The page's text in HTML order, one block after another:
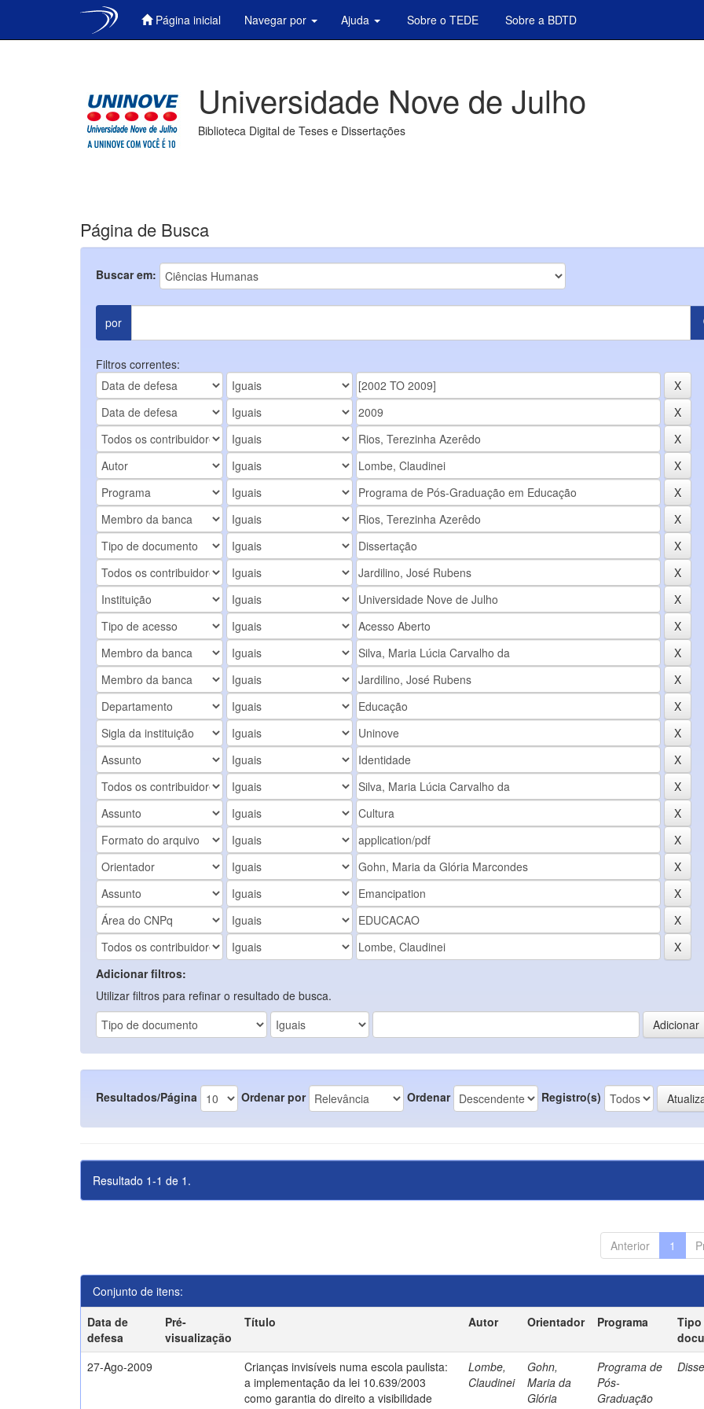
Página inicial Navegar por Ajuda Sobre o TEDE Sobre a BDTD
Universidade Nove de Julho
Biblioteca Digital de Teses e Dissertações
Página de Busca
Buscar em:
por
Filtros correntes:
Adicionar filtros:
Utilizar filtros para refinar o resultado de busca.
Resultados/Página Ordenar por Ordenar Registro(s)
Resultado 1-1 de 1.
Anterior 1
Conjunto de itens:
Data de
defesa
Pré-
visualização
Título Autor Orientador Programa
Tipo
27-Ago-2009
Crianças invisíveis numa escola paulista:
a implementação da lei 10.639/2003
como garantia do direito a visibilidade
Lombe,
Claudinei
Gohn,
Maria da
Glória
Programa de
Pós-
Graduação